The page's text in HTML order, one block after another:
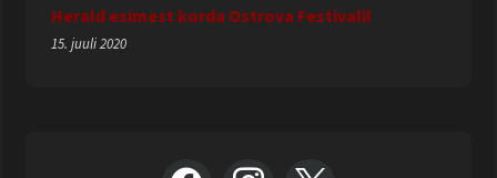
Herald esimest korda Ostrova Festivalil
15. juuli 2020